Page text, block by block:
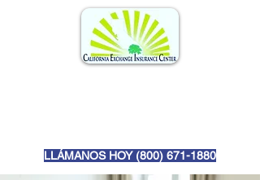
LLÁMANOS HOY (800) 671-1880